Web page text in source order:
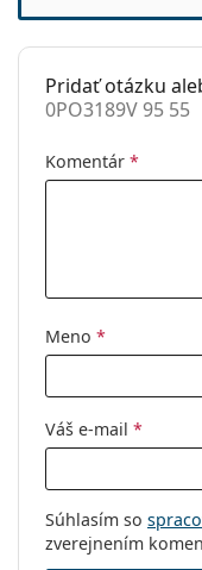
Puzdro:
handrička:
Ostatné
Typ:
Pridať otázku
0PO3189V 95 55
Komentár *
Meno *
Váš e-mail *
Súhlasím so
zverejnením